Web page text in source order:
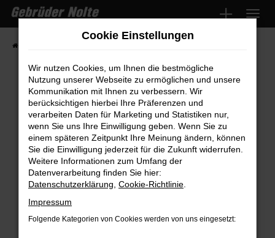
Zum
Hauptinhalt
springen
Fehler: Network Error
Beim Laden ist ein Fehler aufgetreten.
Hier sind ein paar Tipps, die dir helfen können:
Überprüfe deine Firewall und deine
Internetverbindung.
Cookie Einstellungen
Wir nutzen Cookies, um Ihnen die bestmögliche
Nutzung unserer Webseite zu ermöglichen und unsere
Kommunikation mit Ihnen zu verbessern. Wir
berücksichtigen hierbei Ihre Präferenzen und
verarbeiten Daten für Marketing und Statistiken nur,
wenn Sie uns Ihre Einwilligung geben. Wenn Sie zu
einem späteren Zeitpunkt Ihre Meinung ändern, können
Sie die Einwilligung jederzeit für die Zukunft widerrufen.
Weitere Informationen zum Umfang der
Datenverarbeitung finden Sie hier:
Datenschutzerklärung Cookie-Richtlinie
Impressum
Folgende Kategorien von Cookies werden von uns eingesetzt: